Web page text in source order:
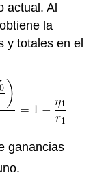
actual. Al
la
y totales en el
ganancias